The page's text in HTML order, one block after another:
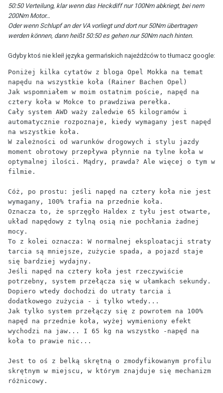
50:50 Verteilung, klar wenn das Heckdiff nur 100Nm abkriegt, bei nem
200Nm Motor…
Oder wenn Schlupf an der VA vorliegt und dort nur 50Nm übertragen
werden können, dann heißt 50:50 es gehen nur 50Nm nach hinten.
Gdyby ktoś nie kleił języka germańskich najeźdźców to tłumacz google:
Poniżej kilka cytatów z bloga Opel Mokka na temat
napędu na wszystkie koła (Rainer Bachen Opel)
Jak wspomniałem w moim ostatnim poście, napęd na
cztery koła w Mokce to prawdziwa perełka.
Cały system AWD waży zaledwie 65 kilogramów i
automatycznie rozpoznaje, kiedy wymagany jest napęd
na wszystkie koła.
W zależności od warunków drogowych i stylu jazdy
moment obrotowy przepływa płynnie na tylne koła w
optymalnej ilości. Mądry, prawda? Ale więcej o tym w
filmie.
Cóż, po prostu: jeśli napęd na cztery koła nie jest
wymagany, 100% trafia na przednie koła.
Oznacza to, że sprzęgło Haldex z tyłu jest otwarte,
układ napędowy z tylną osią nie pochłania żadnej
mocy.
To z kolei oznacza: W normalnej eksploatacji straty
tarcia są mniejsze, zużycie spada, a pojazd staje
się bardziej wydajny.
Jeśli napęd na cztery koła jest rzeczywiście
potrzebny, system przełącza się w ułamkach sekundy.
Dopiero wtedy dochodzi do utraty tarcia i
dodatkowego zużycia - i tylko wtedy...
Jak tylko system przełączy się z powrotem na 100%
napęd na przednie koła, wyżej wymieniony efekt
wychodzi na jaw... I 65 kg na wszystko -napęd na
koła to prawie nic...
Jest to oś z belką skrętną o zmodyfikowanym profilu
skrętnym w miejscu, w którym znajduje się mechanizm
różnicowy.